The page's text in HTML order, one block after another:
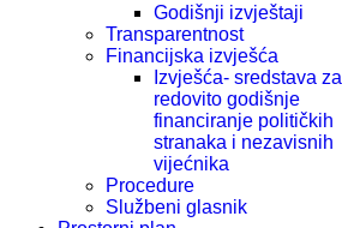
Godišnji izvještaji
Transparentnost
Financijska izvješća
Izvješća- sredstava za
redovito godišnje
financiranje političkih
stranaka i nezavisnih
vijećnika
Procedure
Službeni glasnik